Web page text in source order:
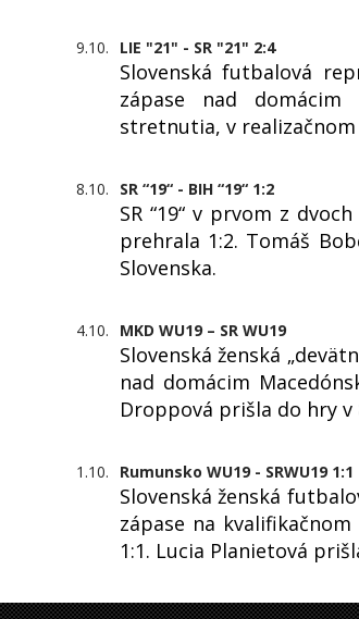
9.10. LIE "21" - SR "21" 2:4
Slovenská futbalová
zápase nad domácim
stretnutia, v
8.10. SR “19“ - BIH “19“ 1:2
SR “19“ v prvom z
prehrala 1:2. Tomáš
Slovenska.
4.10. MKD WU19 – SR WU19
Slovenská ženská
nad domácim
Droppová prišla do hry v
1.10. Rumunsko WU19 - SRWU19 1:1
Slovenská ženská
zápase na
1:1. Lucia Planietová